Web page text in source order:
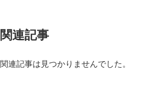
関連記事
関連記事は見つかりませんでした。